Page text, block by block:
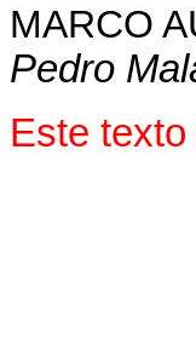
MARCO
Pedro
Este